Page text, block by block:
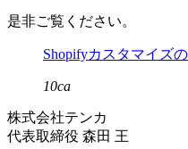
是非ご覧ください。
Shopifyカスタマイズの
10ca
株式会社テンカ
代表取締役 森田 王